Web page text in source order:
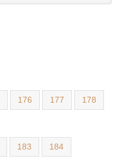
176 177 178
183 184